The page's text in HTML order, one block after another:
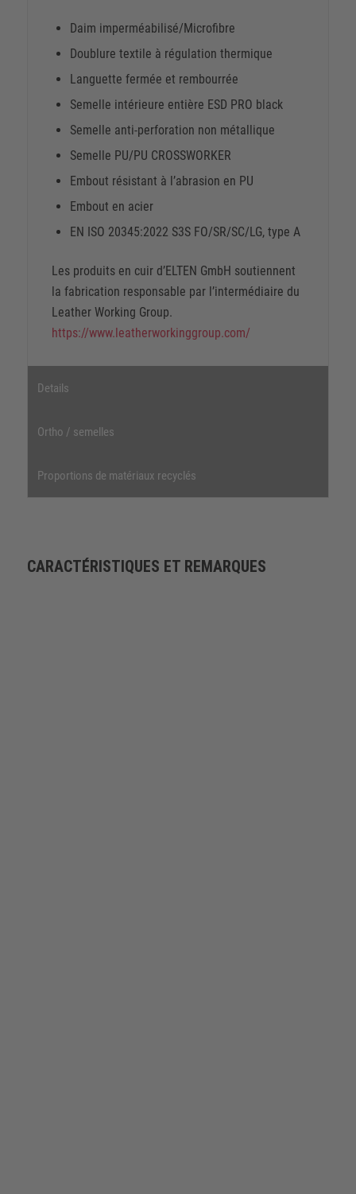
Daim imperméabilisé/Microfibre
Doublure textile à régulation thermique
Languette fermée et rembourrée
Semelle intérieure entière ESD PRO black
Semelle anti-perforation non métallique
Semelle PU/PU CROSSWORKER
Embout résistant à l’abrasion en PU
Embout en acier
EN ISO 20345:2022 S3S FO/SR/SC/LG, type A
Les produits en cuir d’ELTEN GmbH soutiennent
la fabrication responsable par l’intermédiaire du
Leather Working Group.
https://www.leatherworkinggroup.com/
Details
Ortho / semelles
Proportions de matériaux recyclés
CARACTÉRISTIQUES ET REMARQUES